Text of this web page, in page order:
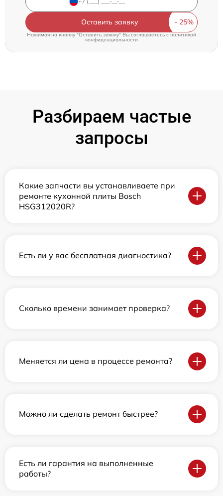
Оставить заявку
Нажимая на кнопку "Оставить заявку" Вы соглашаетесь cполитикой
конфиденциальности
Разбираем частые
запросы
Какие запчасти вы устанавливаете при
ремонте кухонной плиты Bosch
HSG312020R?
Есть ли у вас бесплатная диагностика?
Сколько времени занимает проверка?
Меняется ли цена в процессе ремонта?
Можно ли сделать ремонт быстрее?
Есть ли гарантия на выполненные
работы?